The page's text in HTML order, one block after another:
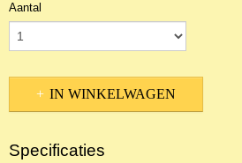
Aantal
IN WINKELWAGEN
Specificaties